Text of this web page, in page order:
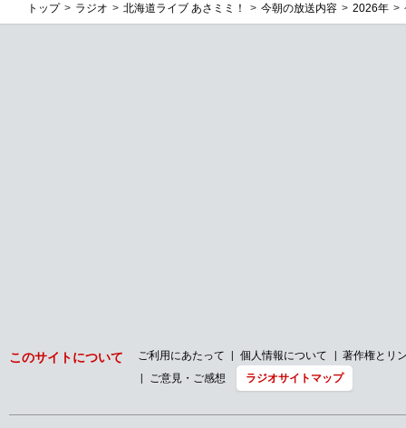
トップ ラジオ 北海道ライブ あさミミ！ 今朝の放送内容 2026年
このサイトについて ご利用にあたって 個人情報について
著作権とリ
ご意見・ご感想
ラジオサイトマップ